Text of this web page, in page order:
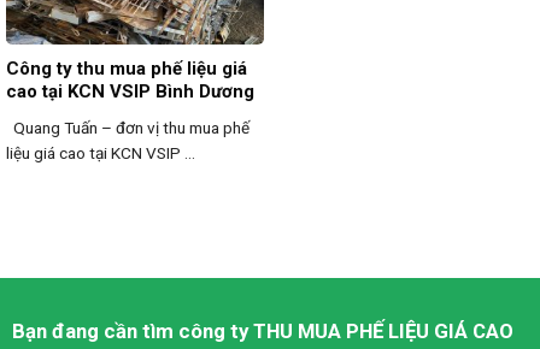
Công ty thu mua phế liệu giá
cao tại KCN VSIP Bình Dương
Quang Tuấn – đơn vị thu mua phế
liệu giá cao tại KCN VSIP ...
Bạn đang cần tìm công tyTHU MUA PHẾ LIỆU GIÁ CAO